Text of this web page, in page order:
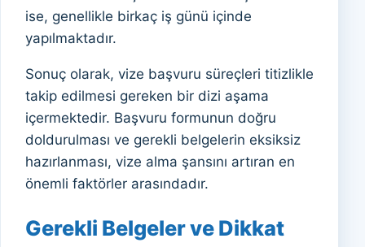
ise, genellikle birkaç iş günü içinde
yapılmaktadır.
Sonuç olarak, vize başvuru süreçleri titizlikle
takip edilmesi gereken bir dizi aşama
içermektedir. Başvuru formunun doğru
doldurulması ve gerekli belgelerin eksiksiz
hazırlanması, vize alma şansını artıran en
önemli faktörler arasındadır.
Gerekli Belgeler ve Dikkat